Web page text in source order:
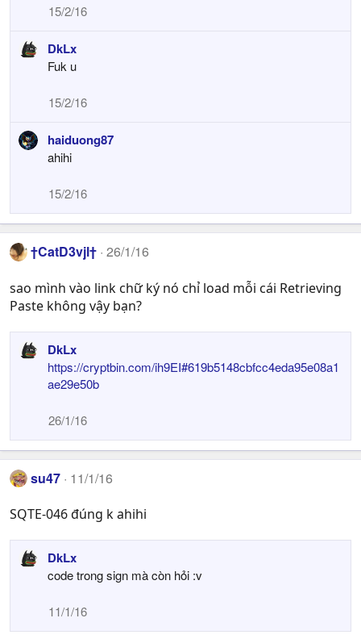
15/2/16
DkLx
Fuk u
15/2/16
haiduong87
ahihi
15/2/16
†CatD3vjl† 26/1/16
sao mình vào link chữ ký nó chỉ load mỗi cái Retrieving
Paste không vậy bạn?
DkLx
https://cryptbin.com/ih9EI#619b5148cbfcc4eda95e08a1
ae29e50b
26/1/16
su47 11/1/16
SQTE-046 đúng k ahihi
DkLx
code trong sign mà còn hỏi :v
11/1/16